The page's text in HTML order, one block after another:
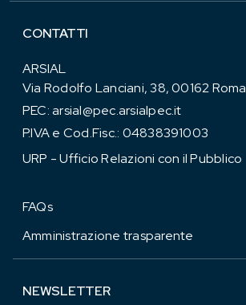
CONTATTI
ARSIAL
Via Rodolfo Lanciani, 38, 00162 Roma
PEC:arsial@pec.arsialpec.it
P.IVA e Cod.Fisc.: 04838391003
URP - Ufficio Relazioni con il Pubblico
FAQs
Amministrazione trasparente
NEWSLETTER